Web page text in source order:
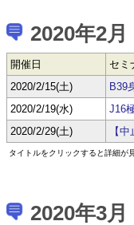
2020年2月
開催日
セミ
2020/2/15(土)
B39
2020/2/19(水)
J16
2020/2/29(土)
【
タイトルをクリックすると詳細が
2020年3月